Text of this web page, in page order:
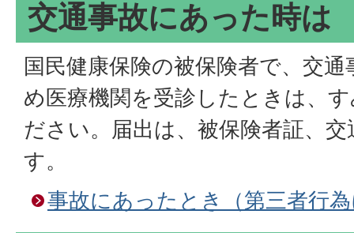
交通事故にあった時は
国民健康保険の被保険者で、交
め医療機関を受診したときは、
ださい。届出は、被保険者証、
す。
事故にあったとき（第三者行